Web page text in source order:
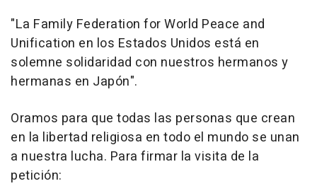
"La Family Federation for World Peace and
Unification en los Estados Unidos está en
solemne solidaridad con nuestros hermanos y
hermanas en Japón".
Oramos para que todas las personas que crean
en la libertad religiosa en todo el mundo se unan
a nuestra lucha. Para firmar la visita de la
petición: